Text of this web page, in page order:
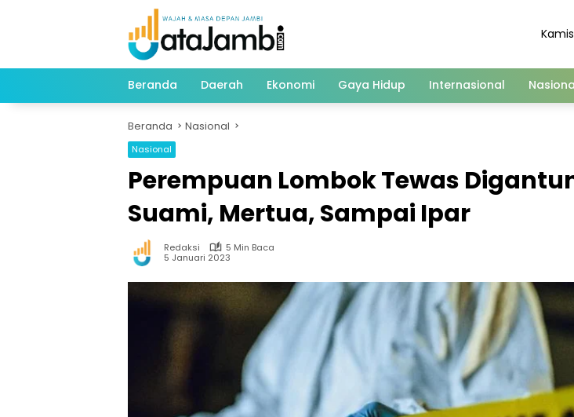
Beranda Daerah Ekonomi Gaya Hidup Internasional
Beranda Nasional
Nasional
Perempuan Lombok Tewas
Suami, Mertua, Sampai Ipar
Redaksi
5 Min Baca
5 Januari 2023